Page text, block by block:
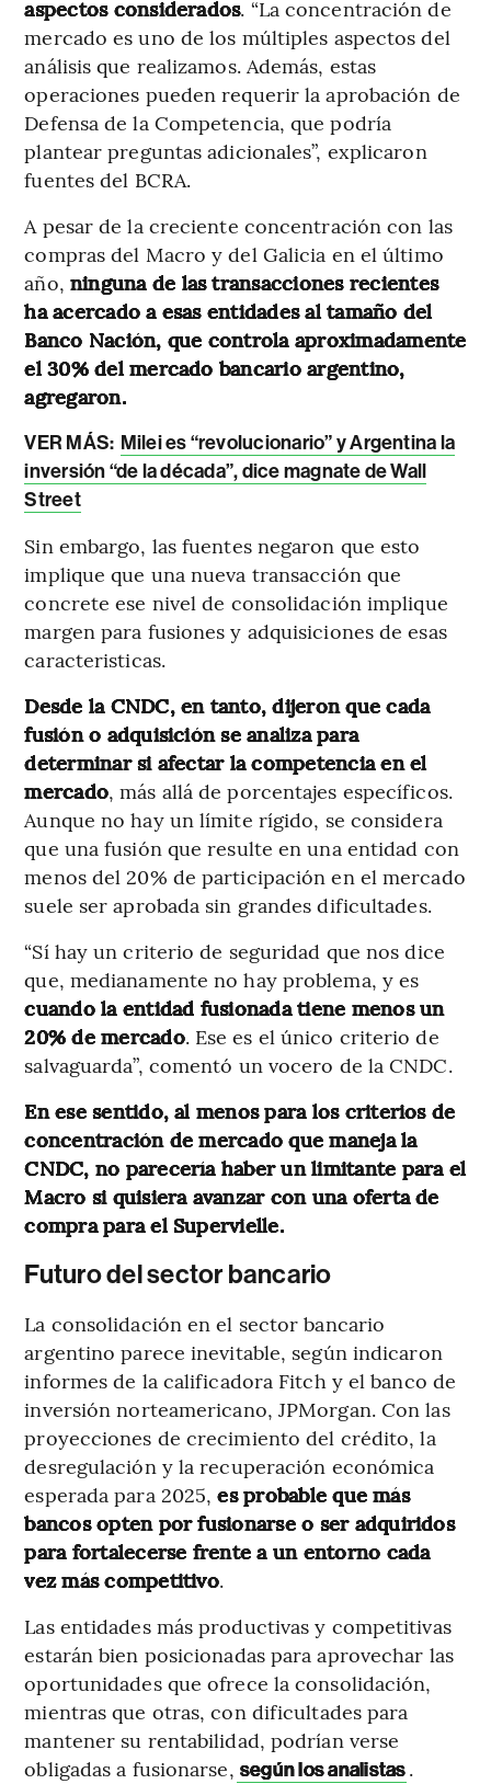
aspectos considerados. “La concentración de
mercado es uno de los múltiples aspectos del
análisis que realizamos. Además, estas
operaciones pueden requerir la aprobación de
Defensa de la Competencia, que podría
plantear preguntas adicionales”, explicaron
fuentes del BCRA.
A pesar de la creciente concentración con las
compras del Macro y del Galicia en el último
año, ninguna de las transacciones recientes
ha acercado a esas entidades al tamaño del
Banco Nación, que controla aproximadamente
el 30% del mercado bancario argentino,
agregaron.
VER MÁS: Milei es “revolucionario” y Argentina la
inversión “de la década”, dice magnate de Wall
Street
Sin embargo, las fuentes negaron que esto
implique que una nueva transacción que
concrete ese nivel de consolidación implique
margen para fusiones y adquisiciones de esas
caracteristicas.
Desde la CNDC, en tanto, dijeron que cada
fusión o adquisición se analiza para
determinar si afectar la competencia en el
mercado, más allá de porcentajes específicos.
Aunque no hay un límite rígido, se considera
que una fusión que resulte en una entidad con
menos del 20% de participación en el mercado
suele ser aprobada sin grandes dificultades.
“Sí hay un criterio de seguridad que nos dice
que, medianamente no hay problema, y es
cuando la entidad fusionada tiene menos un
20% de mercado. Ese es el único criterio de
salvaguarda”, comentó un vocero de la CNDC.
En ese sentido, al menos para los criterios de
concentración de mercado que maneja la
CNDC, no parecería haber un limitante para el
Macro si quisiera avanzar con una oferta de
compra para el Supervielle.
Futuro del sector bancario
La consolidación en el sector bancario
argentino parece inevitable, según indicaron
informes de la calificadora Fitch y el banco de
inversión norteamericano, JPMorgan. Con las
proyecciones de crecimiento del crédito, la
desregulación y la recuperación económica
esperada para 2025,es probable que más
bancos opten por fusionarse o ser adquiridos
para fortalecerse frente a un entorno cada
vez más competitivo.
Las entidades más productivas y competitivas
estarán bien posicionadas para aprovechar las
oportunidades que ofrece la consolidación,
mientras que otras, con dificultades para
mantener su rentabilidad, podrían verse
obligadas a fusionarse, según los analistas.